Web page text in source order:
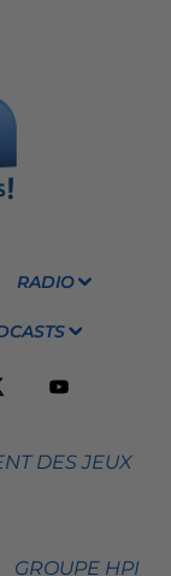
RADIO
DES JEUX
GROUPE HPI